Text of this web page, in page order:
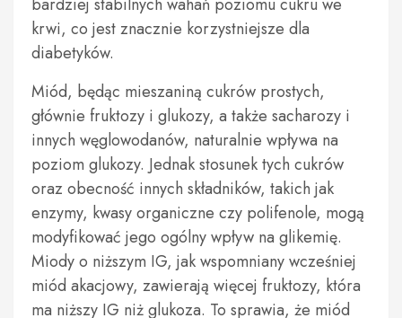
krwi, co jest znacznie korzystniejsze dla
diabetyków.
Miód, będąc mieszaniną cukrów prostych,
głównie fruktozy i glukozy, a także sacharozy i
innych węglowodanów, naturalnie wpływa na
poziom glukozy. Jednak stosunek tych cukrów
oraz obecność innych składników, takich jak
enzymy, kwasy organiczne czy polifenole, mogą
modyfikować jego ogólny wpływ na glikemię.
Miody o niższym IG, jak wspomniany wcześniej
miód akacjowy, zawierają więcej fruktozy, która
ma niższy IG niż glukoza. To sprawia, że miód